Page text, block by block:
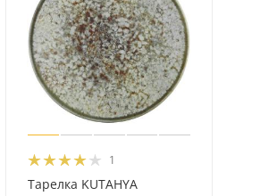
1
Тарелка KUTAHYA